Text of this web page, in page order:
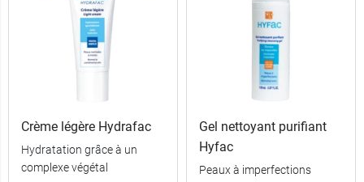
Crème légère Hydrafac
Hydratation grâce à un
complexe végétal
Gel nettoyant purifiant
Hyfac
Peaux à imperfections